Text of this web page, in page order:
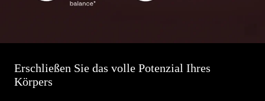
Erschließen Sie das volle Potenzial Ihres
Körpers